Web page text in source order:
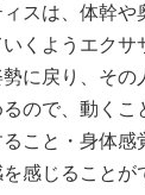
ィスは、体幹
くようエク
に戻り、そ
ので、動く
こと・身体
感じることが